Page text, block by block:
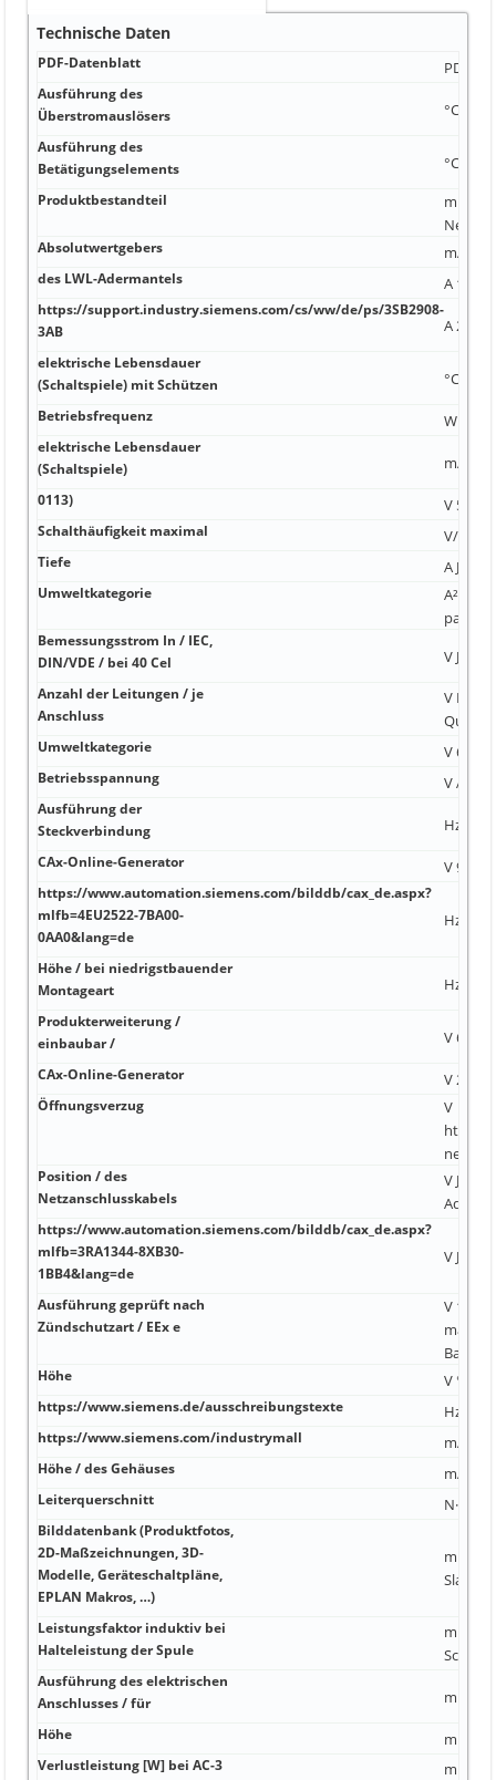
Technische Daten
PDF-Datenblatt PDF-
Ausführung des
Überstromauslösers
°C
Ausführung des
Betätigungselements
°C IP41
Produktbestandteil
m ST/
Nenn
Absolutwertgebers mA
des LWL-Adermantels A 1 B
https://support.industry.siemens.com/cs/ww/de/ps/3SB2908-
3AB
A 2 150
elektrische Lebensdauer
(Schaltspiele) mit Schützen
°C 2
Betriebsfrequenz W 40 N
elektrische Lebensdauer
(Schaltspiele)
mA
0113) V 55
Schalthäufigkeit maximal V/µs
Tiefe A Ja
Umweltkategorie
A²·s 10
Bemessungsstrom In / IEC,
DIN/VDE / bei 40 Cel
V Ja 86
Anzahl der Leitungen / je
Anschluss
V
Umweltkategorie V 60 ...
Betriebsspannung V A 125
Ausführung der
Steckverbindung
Hz 2
CAx-Online-Generator V 9
https://www.automation.siemens.com/bilddb/cax_de.aspx?
mlfb=4EU2522-7BA00-
0AA0&lang=de
Hz 24
Höhe / bei niedrigstbauender
Montageart
Hz CE,
Produkterweiterung /
einbaubar /
V 690 V
CAx-Online-Generator V 25 ns
Öffnungsverzug
V
https://
net 1,8
Position / des
Netzanschlusskabels
V Ja
https://www.automation.siemens.com/bilddb/cax_de.aspx?
mlfb=3RA1344-8XB30-
1BB4&lang=de
V Ja 15
Ausführung geprüft nach
Zündschutzart / EEx e
V 1
Höhe V °C 10
https://www.siemens.de/ausschreibungstexte Hz
https://www.siemens.com/industrymall mA 20 y
Höhe / des Gehäuses mA 0,8
Leiterquerschnitt N·m
Bilddatenbank (Produktfotos,
2D-Maßzeichnungen, 3D-
Modelle, Geräteschaltpläne,
EPLAN Makros, …)
mm 1,5
Slave
Leistungsfaktor induktiv bei
Halteleistung der Spule
mm 12
Ausführung des elektrischen
Anschlusses / für
mm
Höhe mm²
Verlustleistung [W] bei AC-3
mm²